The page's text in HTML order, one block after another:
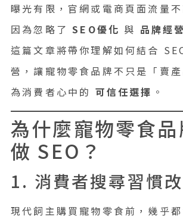
曝光有限，官網或電商頁面流量
因為忽略了SEO優化 與 品牌經
這篇文章將帶你理解如何結合
營，讓寵物零食品牌不只是「賣
為消費者心中的 可信任選擇 。
為什麼寵物零食
做 SEO？
1. 消費者搜尋習慣
現代飼主購買寵物零食前，幾乎都